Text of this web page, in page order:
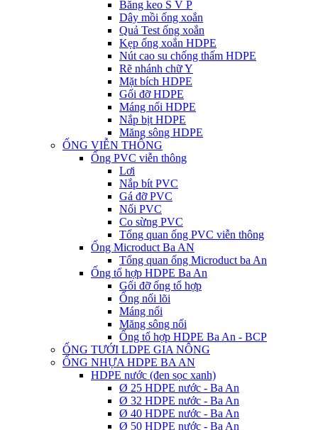
Băng keo S V P
Dây mồi ống xoắn
Quả Test ống xoắn
Kẹp ống xoắn HDPE
Nút cao su chống thấm HDPE
Rẽ nhánh chữ Y
Mặt bích HDPE
Gối đỡ HDPE
Máng nối HDPE
Nắp bịt HDPE
Măng sông HDPE
ỐNG VIỄN THÔNG
Ống PVC viễn thông
Lơi
Nắp bít PVC
Gá đỡ PVC
Nối PVC
Co sừng PVC
Tổng quan ống PVC viễn thông
Ống Microduct Ba AN
Tổng quan ống Microduct ba An
Ống tổ hợp HDPE Ba An
Gối đỡ ống tổ hợp
Ống nối lõi
Máng nối
Măng sông nối
Ống tổ hợp HDPE Ba An - BCP
ỐNG TƯỚI LDPE GIA NÔNG
ỐNG NHỰA HDPE BA AN
HDPE nước (đen sọc xanh)
Ø 25 HDPE nước - Ba An
Ø 32 HDPE nước - Ba An
Ø 40 HDPE nước - Ba An
Ø 50 HDPE nước - Ba An